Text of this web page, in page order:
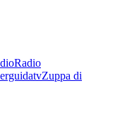
Radio
Zuppa di